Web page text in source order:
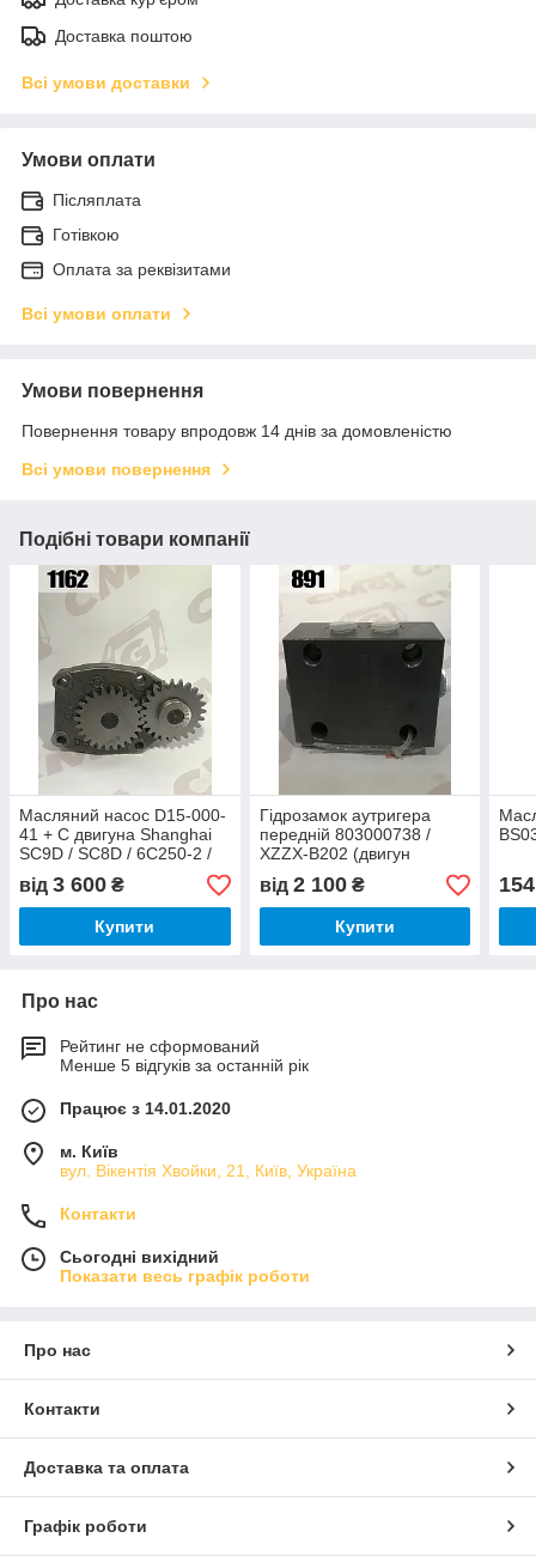
Доставка поштою
Всі умови доставки
Умови оплати
Післяплата
Готівкою
Оплата за реквізитами
Всі умови оплати
Умови повернення
Повернення товару впродовж 14 днів за домовленістю
Всі умови повернення
Подібні товари компанії
Масляний насос D15-000-
41 + C двигуна Shanghai
SC9D / SC8D / 6C250-2 /
6C215-2 / 6CL-280-2
від 3 600 ₴
Купити
Гідрозамок аутригера
передній 803000738 /
XZZX-B202 (двигун
6CL280-2) QY25K5
від 2 100₴
Купити
154
Про нас
Рейтинг не сформований
Менше 5 відгуків за останній рік
Працює з 14.01.2020
м. Київ
вул. Вікентія Хвойки, 21, Київ, Україна
Контакти
Сьогодні вихідний
Показати весь графік роботи
Про нас
Контакти
Доставка та оплата
Графік роботи